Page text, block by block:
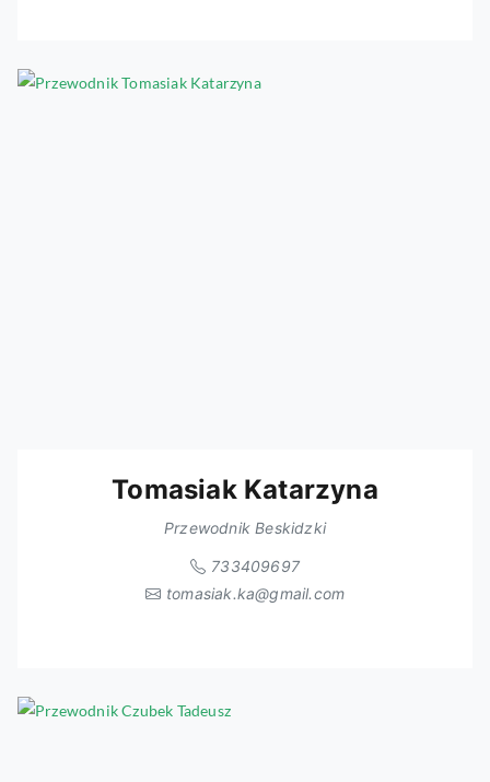
Tomasiak Katarzyna
Przewodnik Beskidzki
733409697
tomasiak.ka@gmail.com